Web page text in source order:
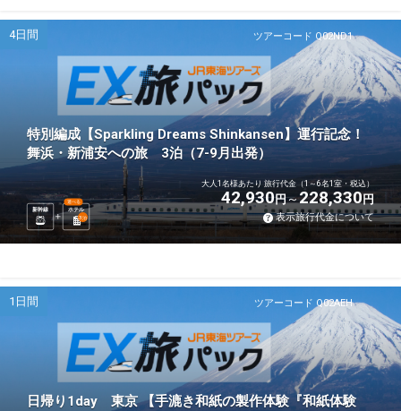
ツアーコード Q02ND1
4日間
特別編成【Sparkling Dreams Shinkansen】運行記念！
舞浜・新浦安への旅 3泊（7-9月出発）
新幹線 ホテル
選べる
3泊
大人1名様あたり 旅行代金（1～6名1室・税込）
42,930円 228,330円
表示旅行代金について
ツアーコード Q02AEH
1日間
日帰り1day 東京 【手漉き和紙の製作体験『和紙体験